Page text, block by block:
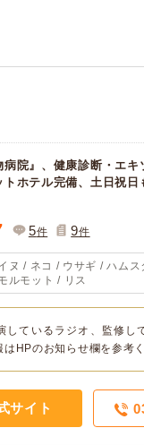
院』、健康診断・エキ
ホテル完備、土日祝日
5件 9件
ヌ / ネコ / ウサギ / ハム
ルモット / リス
しているラジオ、監修し
HPのお知らせ欄を参考く
サイト